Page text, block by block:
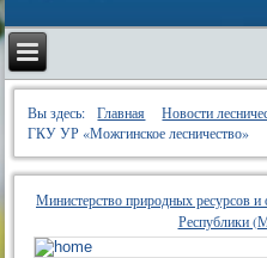
Вы здесь:Главная Новости
ГКУ УР «Можгинское лесничество»
Министерство природных ресурсов
Республики